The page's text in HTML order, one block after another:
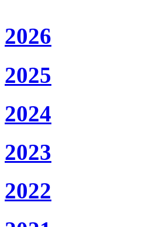
2026
2025
2024
2023
2022